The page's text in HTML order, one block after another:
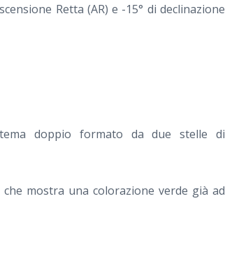
Retta (AR) e -15° di declinazione
doppio formato da due stelle di
mostra una colorazione verde già ad